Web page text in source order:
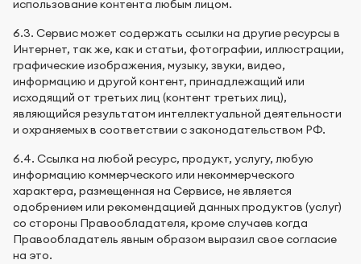
использование контента любым лицом.
6.3. Сервис может содержать ссылки на другие ресурсы в
Интернет, так же, как и статьи, фотографии, иллюстрации,
графические изображения, музыку, звуки, видео,
информацию и другой контент, принадлежащий или
исходящий от третьих лиц (контент третьих лиц),
являющийся результатом интеллектуальной деятельности
и охраняемых в соответствии с законодательством РФ.
6.4. Ссылка на любой ресурс, продукт, услугу, любую
информацию коммерческого или некоммерческого
характера, размещенная на Сервисе, не является
одобрением или рекомендацией данных продуктов (услуг)
со стороны Правообладателя, кроме случаев когда
Правообладатель явным образом выразил свое согласие
на это.